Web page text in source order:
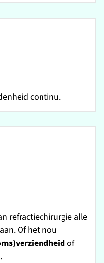
continu.
refractiechirurgie alle
Of het nou
of
.